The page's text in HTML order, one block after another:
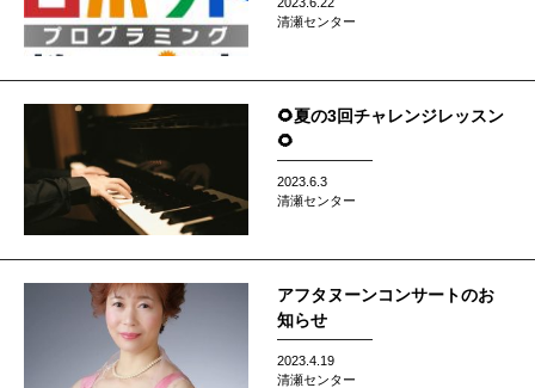
清瀬センター
🌻夏の3回チャレンジレッスン
🌻
2023.6.3
清瀬センター
アフタヌーンコンサートのお
知らせ
2023.4.19
清瀬センター